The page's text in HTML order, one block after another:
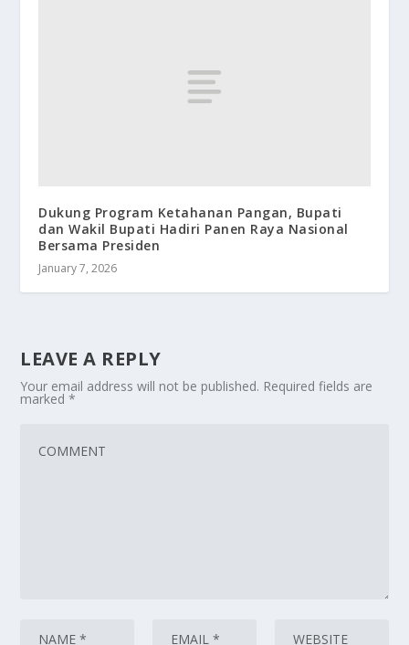
Dukung Program Ketahanan Pangan, Bupati
dan Wakil Bupati Hadiri Panen Raya Nasional
Bersama Presiden
January 7, 2026
LEAVE A REPLY
Your email address will not be published. Required fields are
marked*